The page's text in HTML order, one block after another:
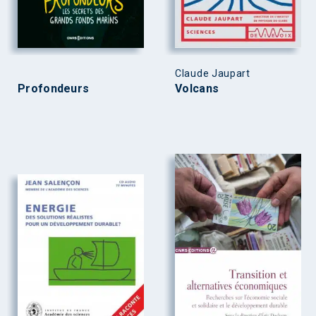
Profondeurs
Claude Jaupart
Volcans